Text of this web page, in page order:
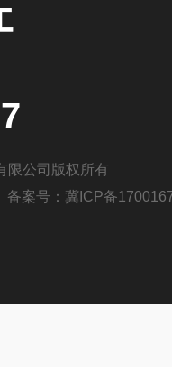
限公司版权所有
备案号： 冀ICP备